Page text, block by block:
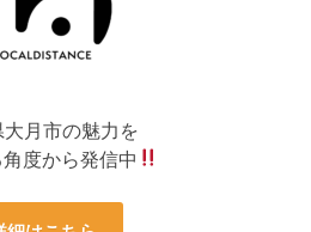
大月市の魅力を
度から発信中